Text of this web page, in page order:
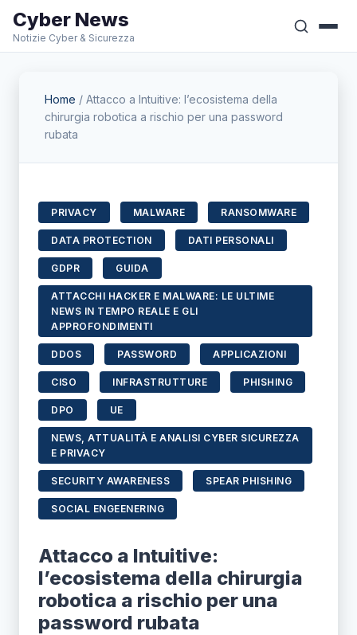
Cyber News
Notizie Cyber & Sicurezza
Home / Attacco a Intuitive: l’ecosistema della
chirurgia robotica a rischio per una password
rubata
PRIVACY MALWARE RANSOMWARE
DATA PROTECTION DATI PERSONALI
GDPR GUIDA
ATTACCHI HACKER E MALWARE: LE ULTIME
NEWS IN TEMPO REALE E GLI
APPROFONDIMENTI
DDOS PASSWORD APPLICAZIONI
CISO INFRASTRUTTURE PHISHING
DPO UE
NEWS, ATTUALITÀ E ANALISI CYBER SICUREZZA
E PRIVACY
SECURITY AWARENESS SPEAR PHISHING
SOCIAL ENGEENERING
Attacco a Intuitive:
l’ecosistema della chirurgia
robotica a rischio per una
password rubata